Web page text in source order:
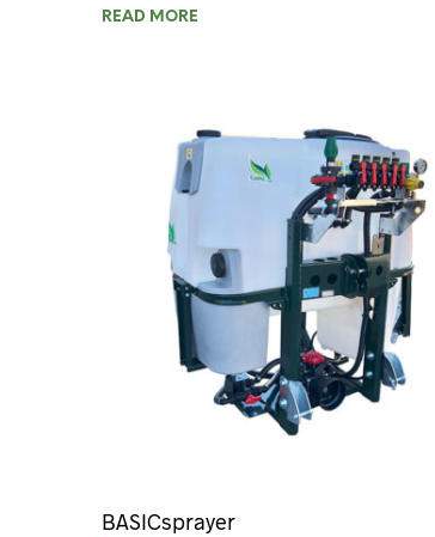
READ MORE
BASICsprayer